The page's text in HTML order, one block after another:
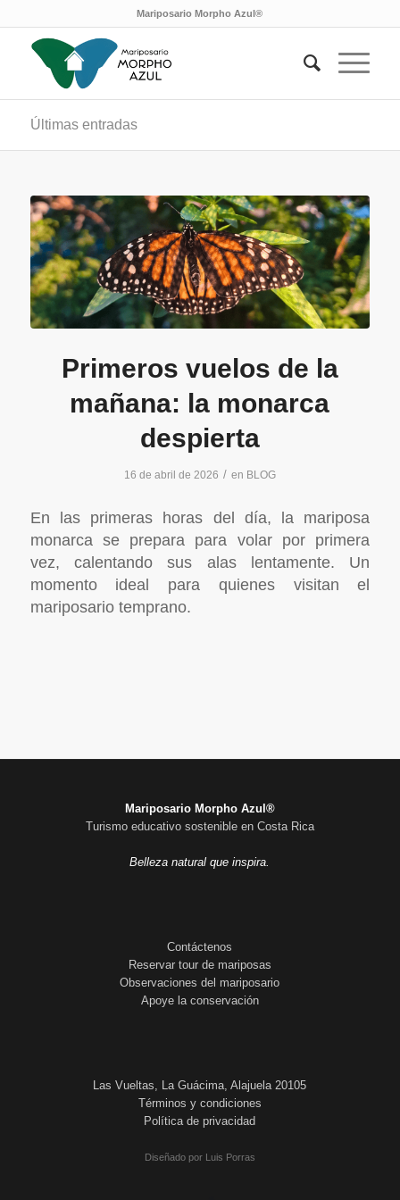
Mariposario Morpho Azul®
Últimas entradas
Primeros vuelos de la
mañana: la monarca
despierta
16 de abril de 2026 / en BLOG
En las primeras horas del día, la mariposa
monarca se prepara para volar por primera
vez, calentando sus alas lentamente. Un
momento ideal para quienes visitan el
mariposario temprano.
Mariposario Morpho Azul®
Turismo educativo sostenible en Costa Rica
Belleza natural que inspira.
Contáctenos
Reservar tour de mariposas
Observaciones del mariposario
Apoye la conservación
Las Vueltas, La Guácima, Alajuela 20105
Términos y condiciones
Política de privacidad
Diseñado por Luis Porras